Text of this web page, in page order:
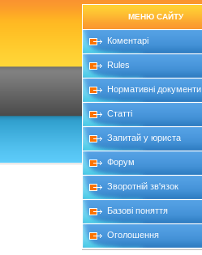
МЕНЮ САЙТУ
Коментарі
Rules
Нормативні документи
Статті
Запитай у юриста
Форум
Зворотній зв'язок
Базові поняття
Оголошення